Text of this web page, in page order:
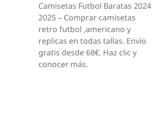
Camisetas Futbol Baratas 2024
2025 – Comprar camisetas
retro futbol ,americano y
replicas en todas tallas. Envío
gratis desde 68€. Haz clic y
conocer más.